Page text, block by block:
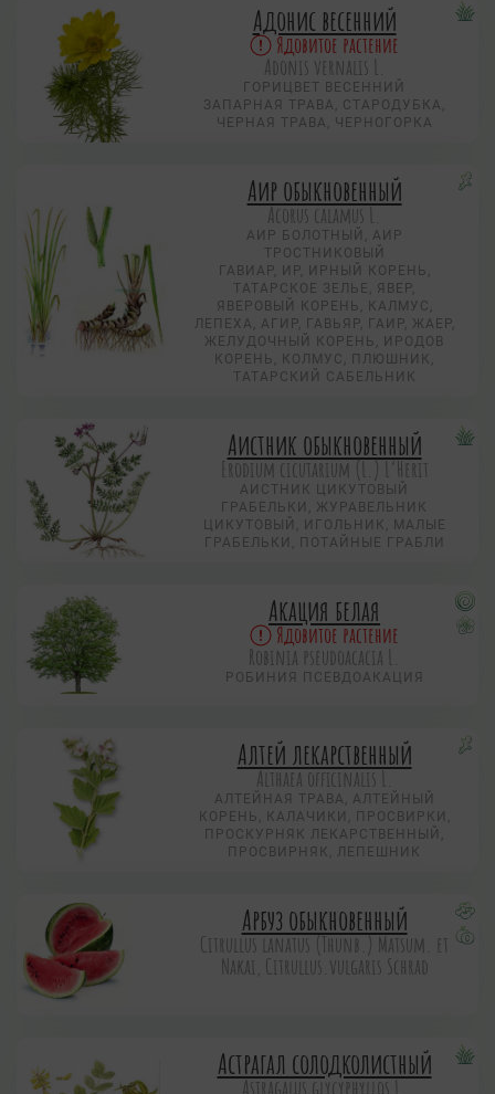
Адонис весенний
Ядовитое растение
Adonis vernalis L.
ГОРИЦВЕТ ВЕСЕННИЙ
ЗАПАРНАЯ ТРАВА, СТАРОДУБКА,
ЧЕРНАЯ ТРАВА, ЧЕРНОГОРКА
Аир обыкновенный
Acorus calamus L.
АИР БОЛОТНЫЙ, АИР
ТРОСТНИКОВЫЙ
ГАВИАР, ИР, ИРНЫЙ КОРЕНЬ,
ТАТАРСКОЕ ЗЕЛЬЕ, ЯВЕР,
ЯВЕРОВЫЙ КОРЕНЬ, КАЛМУС,
ЛЕПЕХА, АГИР, ГАВЬЯР, ГАИР, ЖАЕР,
ЖЕЛУДОЧНЫЙ КОРЕНЬ, ИРОДОВ
КОРЕНЬ, КОЛМУС, ПЛЮШНИК,
ТАТАРСКИЙ САБЕЛЬНИК
Аистник обыкновенный
Erodium cicutarium (L.) L’Herit
АИСТНИК ЦИКУТОВЫЙ
ГРАБЕЛЬКИ, ЖУРАВЕЛЬНИК
ЦИКУТОВЫЙ, ИГОЛЬНИК, МАЛЫЕ
ГРАБЕЛЬКИ, ПОТАЙНЫЕ ГРАБЛИ
Акация белая
Ядовитое растение
Robinia pseudoacacia L.
РОБИНИЯ ПСЕВДОАКАЦИЯ
Алтей лекарственный
Althaea officinalis L.
АЛТЕЙНАЯ ТРАВА, АЛТЕЙНЫЙ
КОРЕНЬ, КАЛАЧИКИ, ПРОСВИРКИ,
ПРОСКУРНЯК ЛЕКАРСТВЕННЫЙ,
ПРОСВИРНЯК, ЛЕПЕШНИК
Арбуз обыкновенный
Citrullus lanatus (Thunb.) Matsum. et
Nakai, Citrullus.vulgaris Schrad
Астрагал солодколистный
Astragalus glycyphyllos L.